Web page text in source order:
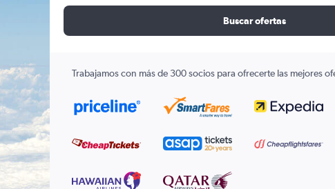
Buscar ofertas
Trabajamos con más de 300 socios para ofrecerte las mejores